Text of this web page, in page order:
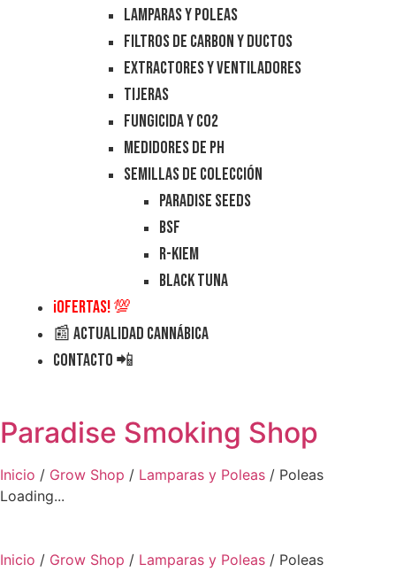
Lamparas y Poleas
Filtros de Carbon y Ductos
Extractores y Ventiladores
Tijeras
Fungicida y CO2
Medidores de PH
Semillas de Colección
Paradise Seeds
BSF
R-Kiem
Black Tuna
¡Ofertas! 💯
📰 Actualidad Cannábica
Contacto 📲
Paradise Smoking Shop
Inicio / Grow Shop / Lamparas y Poleas / Poleas
Loading...
Inicio / Grow Shop / Lamparas y Poleas / Poleas